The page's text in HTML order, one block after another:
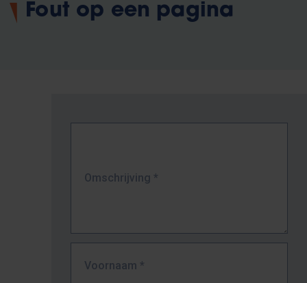
Fout op een pagina
Omschrijving *
Voornaam *